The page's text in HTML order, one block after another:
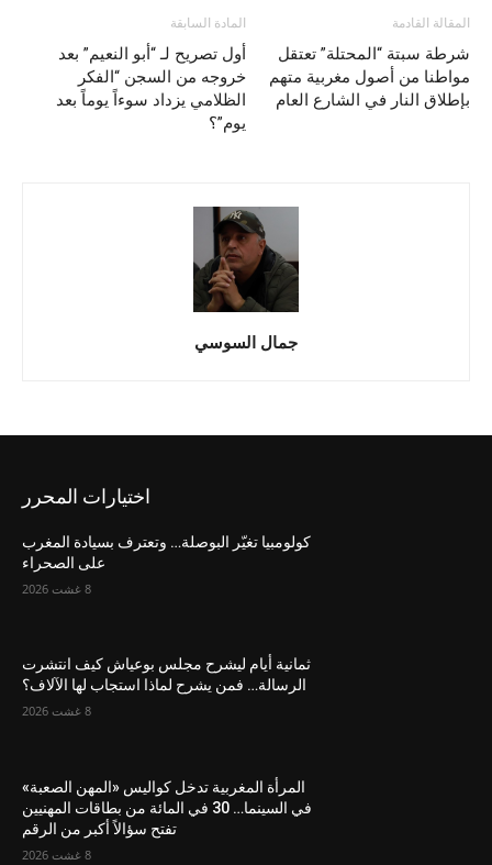
المادة السابقة
أول تصريح لـ “أبو النعیم” بعد
خروجه من السجن “الفكر
الظلامي يزداد سوءاً يوماً بعد
يوم”؟
المقالة القادمة
شرطة سبتة “المحتلة” تعتقل
مواطنا من أصول مغربية متهم
بإطلاق النار في الشارع العام
جمال السوسي
اختيارات المحرر
كولومبيا تغيّر البوصلة… وتعترف بسيادة المغرب
على الصحراء
8 غشت 2026
ثمانية أيام ليشرح مجلس بوعياش كيف انتشرت
الرسالة… فمن يشرح لماذا استجاب لها الآلاف؟
8 غشت 2026
المرأة المغربية تدخل كواليس «المهن الصعبة»
في السينما… 30 في المائة من بطاقات المهنيين
تفتح سؤالاً أكبر من الرقم
8 غشت 2026